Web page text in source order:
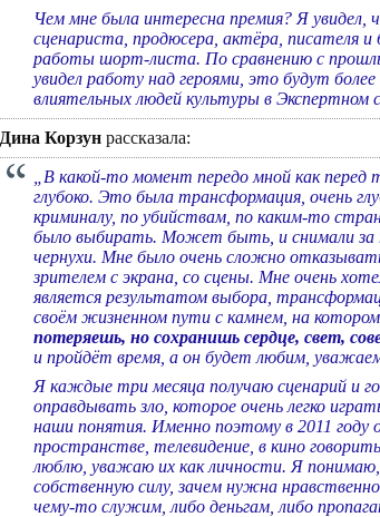
Чем мне была интересна премия? Я увидел,
сценариста, продюсера, актёра, писателя
работы шорт-листа. По сравнению с
увидел работу над героями, это будут
влиятельных людей культуры в Экспертном
Дина Корзун рассказала:
„В какой-то момент передо мной как
глубоко. Это была трансформация, очень
криминалу, по убийствам, по каким-то
было выбирать. Может быть, и снимали за
чернухи. Мне было очень сложно
зрителем с экрана, со сцены. Мне очень
является результатом выбора,
своём жизненном пути с камнем, на
потеряешь, но сохранишь сердце, свет,
и пройдёт время, а он будет любим,
Я каждые три месяца получаю сценарий и
оправдывать зло, которое очень легко
наши понятия. Именно поэтому в 2011
пространстве, телевидение, в кино
люблю, уважаю их как личности. Я
собственную силу, зачем нужна
чему-то служим, либо деньгам, либо